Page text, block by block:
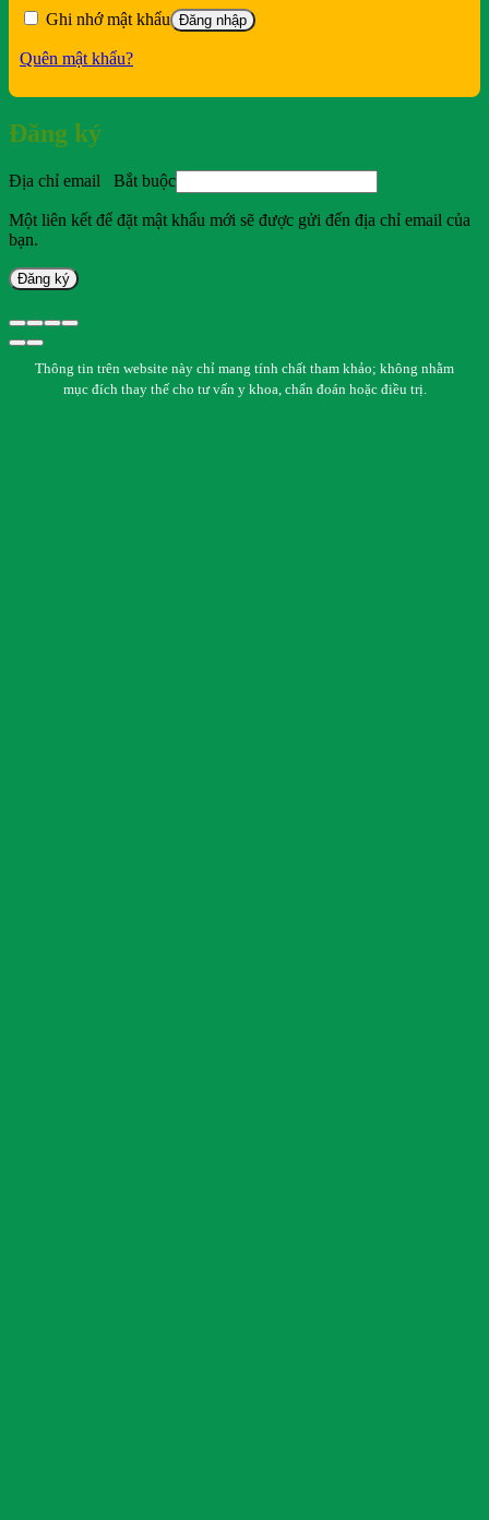
Ghi nhớ mật khẩu Đăng nhập
Quên mật khẩu?
Đăng ký
Địa chỉ email Bắt buộc
Một liên kết để đặt mật khẩu mới sẽ được gửi đến địa chỉ email của
bạn.
Đăng ký
Thông tin trên website này chỉ mang tính chất tham khảo; không nhằm
mục đích thay thế cho tư vấn y khoa, chẩn đoán hoặc điều trị.